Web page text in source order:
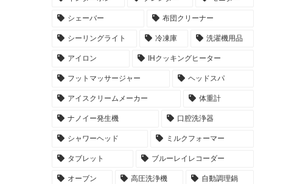
シェーバー 布団クリーナー
シーリングライト 冷凍庫 洗濯機用品
アイロン IHクッキングヒーター
フットマッサージャー ヘッドスパ
アイスクリームメーカー 体重計
ナノイー発生機 口腔洗浄器
シャワーヘッド ミルクフォーマー
タブレット ブルーレイレコーダー
オーブン 高圧洗浄機 自動調理鍋